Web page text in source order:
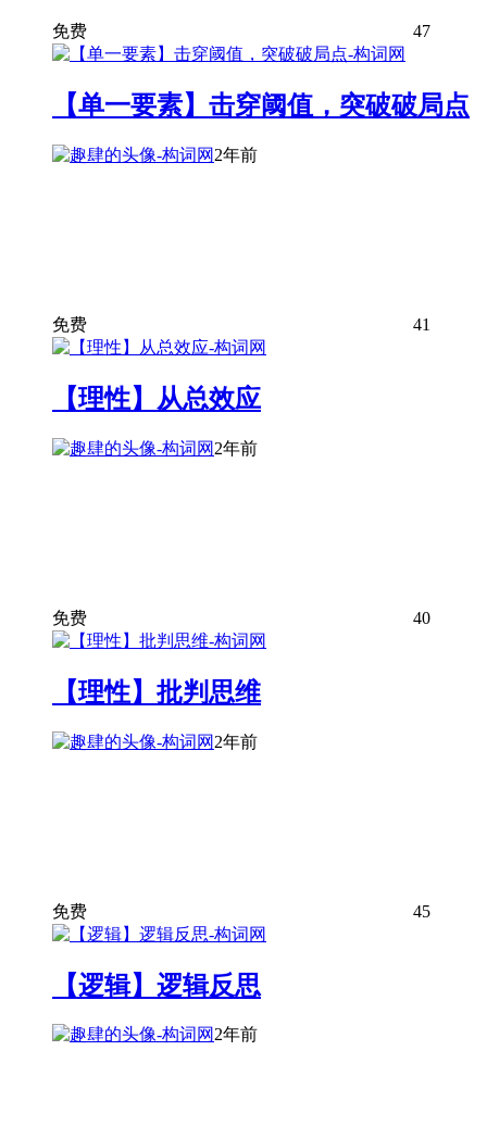
免费 47
【单一要素】击穿阈值，突破破局点
2年前
免费 41
【理性】从总效应
2年前
免费 40
【理性】批判思维
2年前
免费 45
【逻辑】逻辑反思
2年前